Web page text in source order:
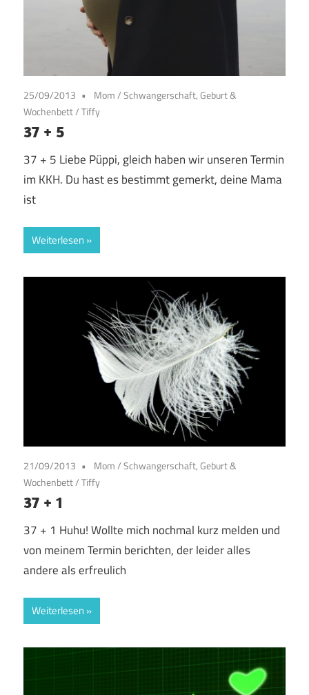
25/09/2013 Mom/Schwangerschaft, Geburt &
Wochenbett/Tiffy
37 + 5
37 + 5 Liebe Püppi, gleich haben wir unseren Termin
im KKH. Du hast es bestimmt gemerkt, deine Mama
ist
Weiterlesen
21/09/2013 Mom/Schwangerschaft, Geburt &
Wochenbett/Tiffy
37 + 1
37 + 1 Huhu! Wollte mich nochmal kurz melden und
von meinem Termin berichten, der leider alles
andere als erfreulich
Weiterlesen